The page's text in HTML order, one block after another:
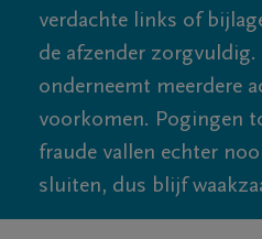
verdachte links of
de afzender zorgvuldig.
onderneemt meerdere
voorkomen. Pogingen
fraude vallen echter
sluiten, dus blijf